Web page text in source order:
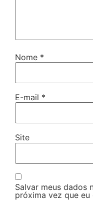
Nome *
E-mail *
Site
Salvar meus dados
próxima vez que eu